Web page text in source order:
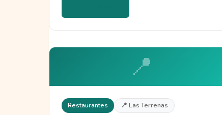
📍
Restaurantes 📍 Las Terrenas